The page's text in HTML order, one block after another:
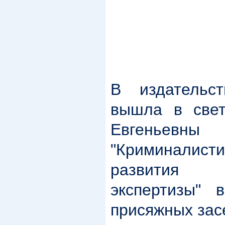
В
вышла в
развития
экспертизы"
присяжных